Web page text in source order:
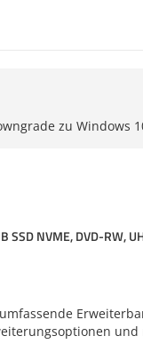
zu Windows
SSD NVME, DVD-RW,